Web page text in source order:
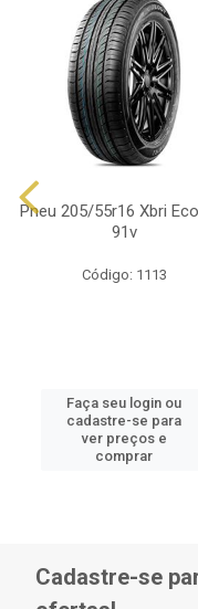
Pneu 205/55r16 Xbri
91v
Código: 1113
Faça seu login ou
cadastre-se para
ver preços e
comprar
Cadastre-se